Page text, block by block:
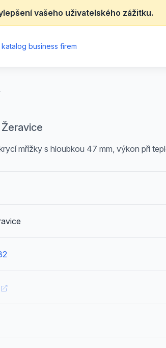
vašeho uživatelského zážitku.
katalog business firem
mřížky s hloubkou 47 mm, výkon při